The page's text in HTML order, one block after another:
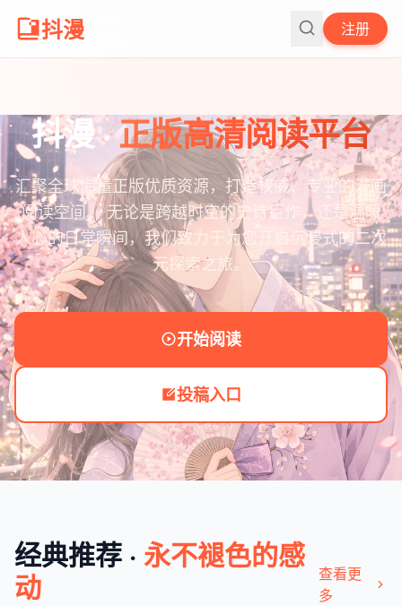
抖漫 注册
抖漫 ·正版高清阅读平台
汇聚全球海量正版优质资源，打造权威、专业的漫画
阅读空间。 无论是跨越时空的史诗巨作，还是温暖
人心的日常瞬间，我们致力于为您开启沉浸式的二次
元探索之旅。
开始阅读
投稿入口
经典推荐 · 永不褪色的感
动
查看更
多